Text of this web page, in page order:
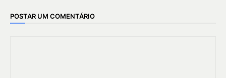
POSTAR UM COMENTÁRIO